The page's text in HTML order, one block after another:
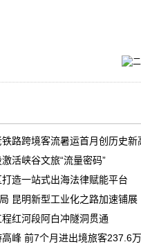
路跨境客流暑运首月创历史新
活峡谷文旅“流量密码”
造一站式出海法律赋能平台
局 昆明新型工业化之路加速铺展
红河段阿白冲隧洞贯通
峰 前7个月进出境旅客237.6